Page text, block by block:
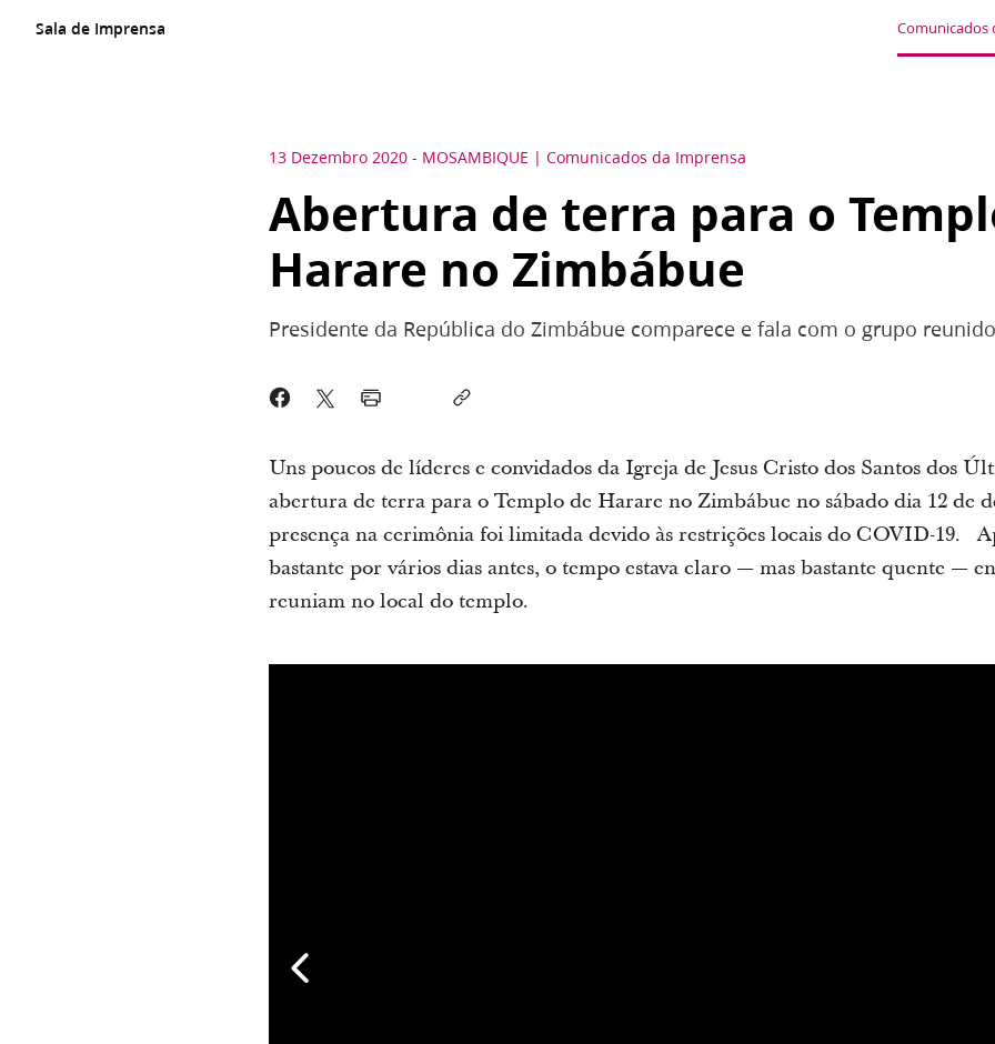
Sala de Imprensa Comunicados
13 Dezembro 2020 - MOSAMBIQUE Comunicados da Imprensa
Abertura de terra para o
Harare no Zimbábue
Presidente da República do Zimbábue comparece e fala com o grupo
Uns poucos de líderes e convidados da Igreja de Jesus Cristo dos Santos dos
abertura de terra para o Templo de Harare no Zimbábue no sábado dia 12 de
presença na cerimônia foi limitada devido às restrições locais do COVID-19.
bastante por vários dias antes, o tempo estava claro — mas bastante quente —
reuniam no local do templo.